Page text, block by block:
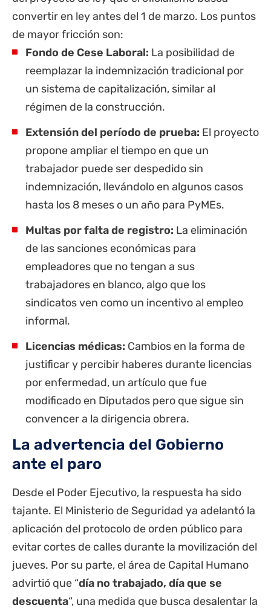
convertir en ley antes del 1 de marzo. Los puntos
de mayor fricción son:
Fondo de Cese Laboral: La posibilidad de
reemplazar la indemnización tradicional por
un sistema de capitalización, similar al
régimen de la construcción.
Extensión del período de prueba: El proyecto
propone ampliar el tiempo en que un
trabajador puede ser despedido sin
indemnización, llevándolo en algunos casos
hasta los 8 meses o un año para PyMEs.
Multas por falta de registro: La eliminación
de las sanciones económicas para
empleadores que no tengan a sus
trabajadores en blanco, algo que los
sindicatos ven como un incentivo al empleo
informal.
Licencias médicas: Cambios en la forma de
justificar y percibir haberes durante licencias
por enfermedad, un artículo que fue
modificado en Diputados pero que sigue sin
convencer a la dirigencia obrera.
La advertencia del Gobierno
ante el paro
Desde el Poder Ejecutivo, la respuesta ha sido
tajante. El Ministerio de Seguridad ya adelantó la
aplicación del protocolo de orden público para
evitar cortes de calles durante la movilización del
jueves. Por su parte, el área de Capital Humano
advirtió que “día no trabajado, día que se
descuenta“, una medida que busca desalentar la